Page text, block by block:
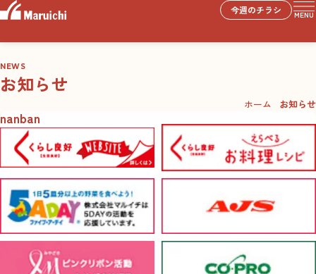
今週のチラシ MENU
NEWS
お知らせ
ホーム お知らせ
nanban